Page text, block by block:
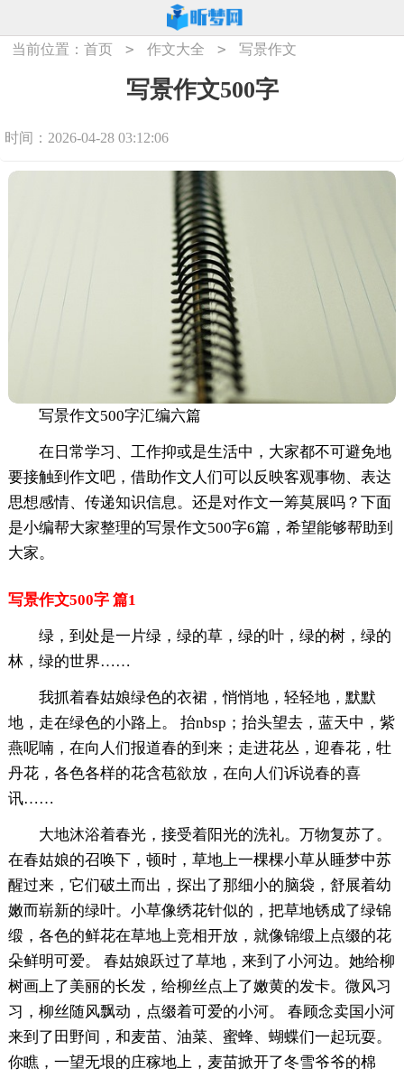
当前位置：首页 > 作文大全 > 写景作文
写景作文500字
时间：2026-04-28 03:12:06
写景作文500字汇编六篇
在日常学习、工作抑或是生活中，大家都不可避免地
要接触到作文吧，借助作文人们可以反映客观事物、表达
思想感情、传递知识信息。还是对作文一筹莫展吗？下面
是小编帮大家整理的写景作文500字6篇，希望能够帮助到
大家。
写景作文500字 篇1
绿，到处是一片绿，绿的草，绿的叶，绿的树，绿的
林，绿的世界……
我抓着春姑娘绿色的衣裙，悄悄地，轻轻地，默默
地，走在绿色的小路上。 抬nbsp；抬头望去，蓝天中，紫
燕呢喃，在向人们报道春的到来；走进花丛，迎春花，牡
丹花，各色各样的花含苞欲放，在向人们诉说春的喜
讯……
大地沐浴着春光，接受着阳光的洗礼。万物复苏了。
在春姑娘的召唤下，顿时，草地上一棵棵小草从睡梦中苏
醒过来，它们破土而出，探出了那细小的脑袋，舒展着幼
嫩而崭新的绿叶。小草像绣花针似的，把草地锈成了绿锦
缎，各色的鲜花在草地上竞相开放，就像锦缎上点缀的花
朵鲜明可爱。 春姑娘跃过了草地，来到了小河边。她给柳
树画上了美丽的长发，给柳丝点上了嫩黄的发卡。微风习
习，柳丝随风飘动，点缀着可爱的小河。 春顾念卖国小河
来到了田野间，和麦苗、油菜、蜜蜂、蝴蝶们一起玩耍。
你瞧，一望无垠的庄稼地上，麦苗掀开了冬雪爷爷的棉